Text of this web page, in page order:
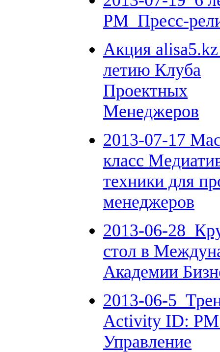
РМ_Пресс-
Акция
летию Клуба
Проектных
Менеджеров
2013-07-17
класс
техники для
менеджеров
2013-06-
стол в
Академии
2013-06-
Activity ID: PM
Управление